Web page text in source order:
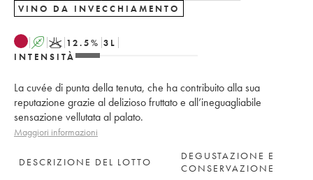
VINO DA INVECCHIAMENTO
A K 12.5% 3 L
INTENSITÀ
La cuvée di punta della tenuta, che ha contribuito alla sua
reputazione grazie al delizioso fruttato e all’ineguagliabile
sensazione vellutata al palato.
Maggiori informazioni
DESCRIZIONE DEL LOTTO
DEGUSTAZIONE E
CONSERVAZIONE